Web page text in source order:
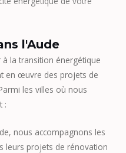
l'Aude
la transition énergétique
en œuvre des projets de
les villes où nous
:
nous accompagnons les
leurs projets de rénovation